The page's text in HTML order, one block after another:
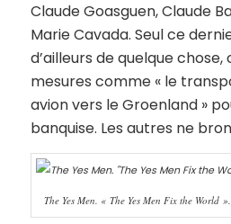
Claude Goasguen, Claude
Marie Cavada. Seul ce
d’ailleurs de quelque
mesures comme « le
avion vers le Groenland »
banquise. Les autres ne
The Yes Men. « The Yes Men Fix the World